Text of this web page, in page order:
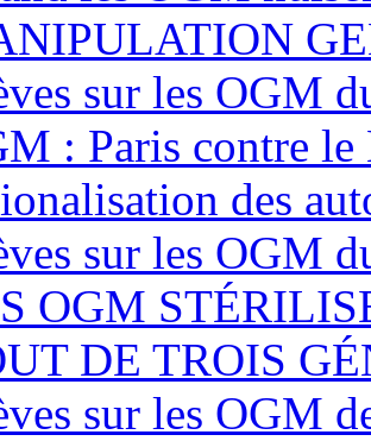
sur les OGM
: Paris contre
des
sur les OGM
OGM
DE TROIS
sur les OGM